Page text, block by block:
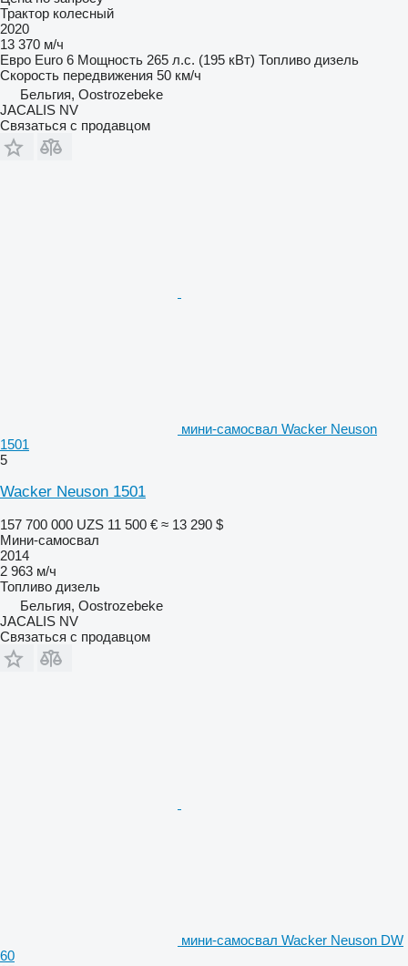
Трактор колесный
2020
13 370 м/ч
Евро Euro 6 Мощность 265 л.с. (195 кВт) Топливо дизель
Скорость передвижения 50 км/ч
Бельгия, Oostrozebeke
JACALIS NV
Связаться с продавцом
мини-самосвал Wacker Neuson
1501
5
Wacker Neuson 1501
157 700 000 UZS 11 500 € ≈ 13 290 $
Мини-самосвал
2014
2 963 м/ч
Топливо дизель
Бельгия, Oostrozebeke
JACALIS NV
Связаться с продавцом
мини-самосвал Wacker Neuson DW
60